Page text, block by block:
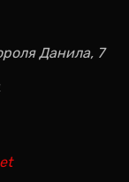
Данила, 7